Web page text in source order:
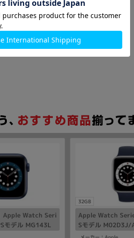
Apple Watch Seri
モデル MG143L
ーアルミニウム
32GB
Apple Watch
Sモデル
A A2292【シルバ